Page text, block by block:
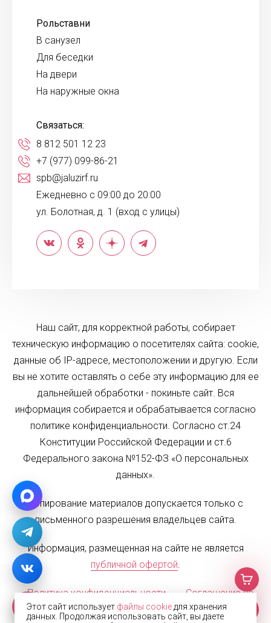
Рольставни
В санузел
Для беседки
На двери
На наружные окна
Связаться:
8 812 501 12 23
+7 (977) 099-86-21
spb@jaluzirf.ru
Ежедневно с 09:00 до 20:00
ул. Болотная, д. 1 (вход с улицы)
Наш сайт, для корректной работы, собирает
техническую информацию о посетителях сайта: cookie,
данные об IP-адресе, местоположении и другую. Если
вы не хотите оставлять о себе эту информацию для ее
дальнейшей обработки - покиньте сайт. Вся
информация собирается и обрабатывается согласно
политике конфиденциальности. Согласно ст.24
Конституции Российской Федерации и ст.6
Федерального закона №152-ФЗ «О персональных
данных».
Копирование материалов допускается только с
письменного разрешения владельцев сайта.
Информация, размещенная на сайте не является
публичной офертой.
Политика конфиденциальности
Соглашение на
обработку персональных данных
Карта сайта
Этот сайт использует файлы cookie для хранения
данных. Продолжая использовать сайт, вы даете